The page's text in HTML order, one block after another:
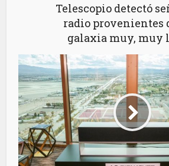
Telescopio detectó
radio provenientes
galaxia muy, muy